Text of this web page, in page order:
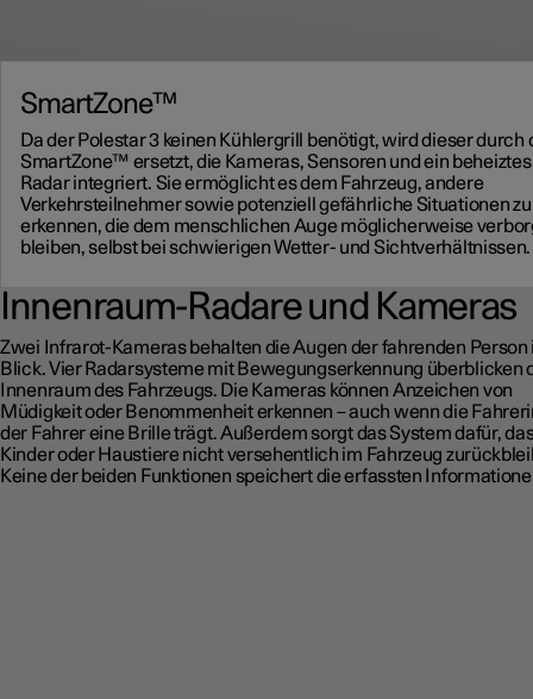
SmartZone™
Da der Polestar 3 keinen Kühlergrill benötigt, wird dieser durch
SmartZone™ ersetzt, die Kameras, Sensoren und ein beheiztes
Radar integriert. Sie ermöglicht es dem Fahrzeug, andere
Verkehrsteilnehmer sowie potenziell gefährliche Situationen zu
erkennen, die dem menschlichen Auge möglicherweise
bleiben, selbst bei schwierigen Wetter- und Sichtverhältnissen.
Innenraum-Radare und Kameras
Zwei Infrarot-Kameras behalten die Augen der fahrenden Person
Blick. Vier Radarsysteme mit Bewegungserkennung überblicken
Innenraum des Fahrzeugs. Die Kameras können Anzeichen von
Müdigkeit oder Benommenheit erkennen – auch wenn die
der Fahrer eine Brille trägt. Außerdem sorgt das System dafür,
Kinder oder Haustiere nicht versehentlich im Fahrzeug
Keine der beiden Funktionen speichert die erfassten